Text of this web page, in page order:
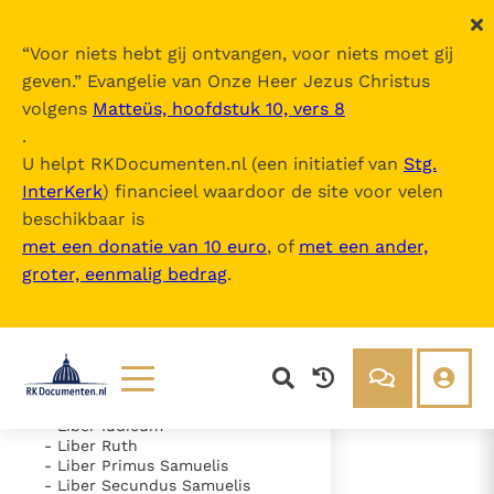
“Voor niets hebt gij ontvangen, voor niets moet gij
geven.” Evangelie van Onze Heer Jezus Christus
volgens Matteüs, hoofdstuk 10, vers 8
.
U helpt RKDocumenten.nl (een initiatief van Stg.
InterKerk) financieel waardoor de site voor velen
beschikbaar is
met een donatie van 10 euro, of met een ander,
groter, eenmalig bedrag.
Lezen
Documenten
Over ons
Nova Vulgata
Inhoudsopgave
uitklappen
- Vetus Testamentum
- Liber Exodus
- Liber Numeri
- Liber Deuteronomii
- Liber Iudicum
- Liber Ruth
- Liber Primus Samuelis
- Liber Secundus Samuelis
- Caput 11